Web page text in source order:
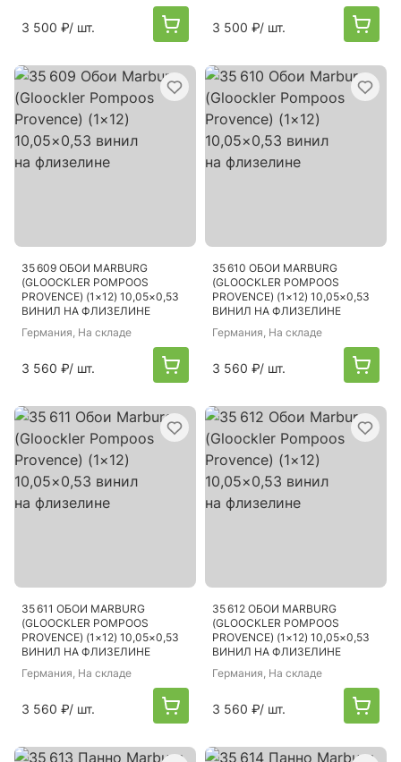
3 500 ₽/ шт. 3 500 ₽/ шт.
35 609 ОБОИ MARBURG
(GLOOCKLER POMPOOS
PROVENCE) (1×12) 10,05×0,53
ВИНИЛ НА ФЛИЗЕЛИНЕ
Германия, На складе
3 560 ₽/ шт.
35 610 ОБОИ MARBURG
(GLOOCKLER POMPOOS
PROVENCE) (1×12) 10,05×0,53
ВИНИЛ НА ФЛИЗЕЛИНЕ
Германия, На складе
3 560 ₽/ шт.
35 611 ОБОИ MARBURG
(GLOOCKLER POMPOOS
PROVENCE) (1×12) 10,05×0,53
ВИНИЛ НА ФЛИЗЕЛИНЕ
Германия, На складе
3 560 ₽/ шт.
35 612 ОБОИ MARBURG
(GLOOCKLER POMPOOS
PROVENCE) (1×12) 10,05×0,53
ВИНИЛ НА ФЛИЗЕЛИНЕ
Германия, На складе
3 560 ₽/ шт.